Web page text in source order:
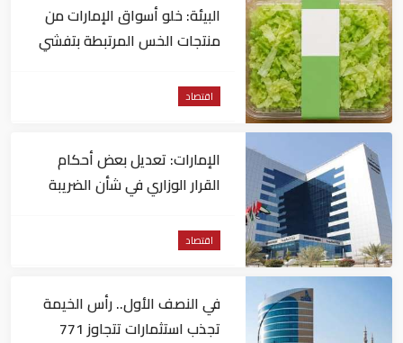
البيئة: خلو أسواق الإمارات من
منتجات الخس المرتبطة بتفشي
اقتصاد
الإمارات: تعديل بعض أحكام
القرار الوزاري في شأن الضريبة
اقتصاد
في النصف الأول.. رأس الخيمة
تجذب استثمارات تتجاوز 771